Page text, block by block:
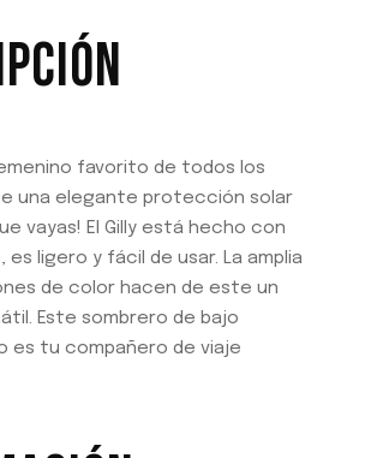
favorito de todos los
una elegante protección solar
vayas! El Gilly está hecho con
es ligero y fácil de usar. La amplia
de color hacen de este un
Este sombrero de bajo
es tu compañero de viaje